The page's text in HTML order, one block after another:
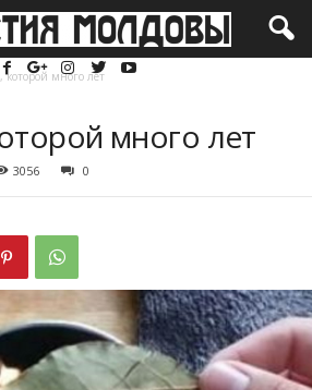
которой много лет
много лет
3056 0